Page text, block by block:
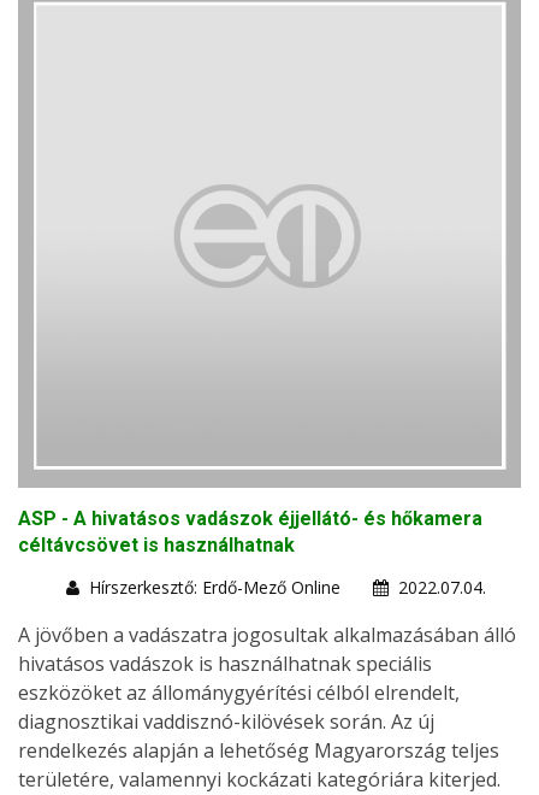
ASP - A hivatásos vadászok éjjellátó- és hőkamera
céltávcsövet is használhatnak
Hírszerkesztő: Erdő-Mező Online
2022.07.04.
A jövőben a vadászatra jogosultak alkalmazásában álló
hivatásos vadászok is használhatnak speciális
eszközöket az állománygyérítési célból elrendelt,
diagnosztikai vaddisznó-kilövések során. Az új
rendelkezés alapján a lehetőség Magyarország teljes
területére, valamennyi kockázati kategóriára kiterjed.